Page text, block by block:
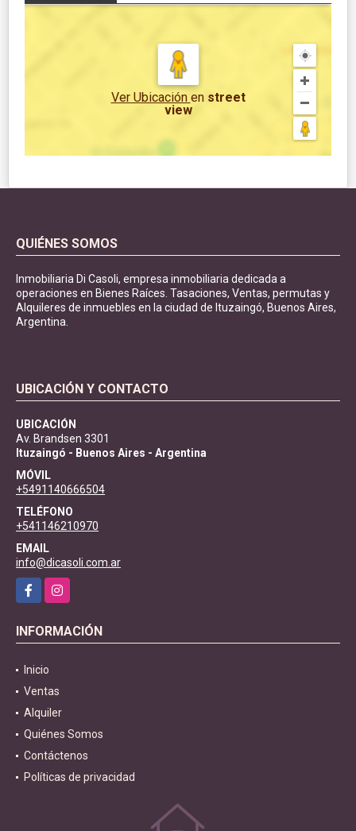
Ver Ubicación en street
view
QUIÉNES SOMOS
Inmobiliaria Di Casoli, empresa inmobiliaria dedicada a
operaciones en Bienes Raíces. Tasaciones, Ventas, permutas y
Alquileres de inmuebles en la ciudad de Ituzaingó, Buenos Aires,
Argentina.
UBICACIÓN Y CONTACTO
UBICACIÓN
Av. Brandsen 3301
Ituzaingó - Buenos Aires - Argentina
MÓVIL
+5491140666504
TELÉFONO
+541146210970
EMAIL
info@dicasoli.com.ar
FacebookInstagram
INFORMACIÓN
Inicio
Ventas
Alquiler
Quiénes Somos
Contáctenos
Políticas de privacidad